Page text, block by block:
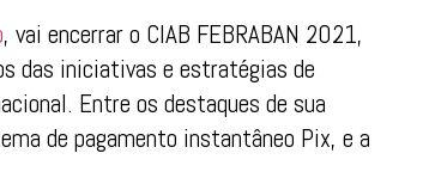
, vai encerrar o CIAB FEBRABAN 2021,
das iniciativas e estratégias de
Entre os destaques de sua
de pagamento instantâneo Pix, e a